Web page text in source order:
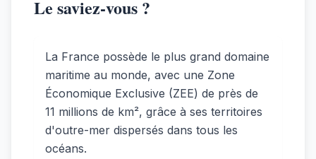
Le saviez-vous ?
La France possède le plus grand domaine
maritime au monde, avec une Zone
Économique Exclusive (ZEE) de près de
11 millions de km², grâce à ses territoires
d'outre-mer dispersés dans tous les
océans.